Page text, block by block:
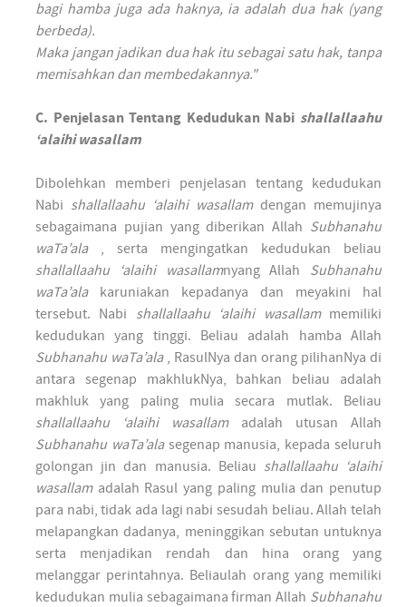
bagi hamba juga ada haknya, ia adalah dua hak (yang
berbeda).
Maka jangan jadikan dua hak itu sebagai satu hak, tanpa
memisahkan dan membedakannya."
C. Penjelasan Tentang Kedudukan Nabi shallallaahu
‘alaihi wasallam
Dibolehkan memberi penjelasan tentang kedudukan
Nabi shallallaahu ‘alaihi wasallamdengan memujinya
sebagaimana pujian yang diberikan Allah Subhanahu
waTa’ala, serta mengingatkan kedudukan beliau
shallallaahu ‘alaihi wasallamnyang Allah Subhanahu
waTa’alakaruniakan kepadanya dan meyakini hal
tersebut. Nabi shallallaahu ‘alaihi wasallammemiliki
kedudukan yang tinggi. Beliau adalah hamba Allah
Subhanahu waTa’ala, RasulNya dan orang pilihanNya di
antara segenap makhlukNya, bahkan beliau adalah
makhluk yang paling mulia secara mutlak. Beliau
shallallaahu ‘alaihi wasallamadalah utusan Allah
Subhanahu waTa’alasegenap manusia, kepada seluruh
golongan jin dan manusia. Beliau shallallaahu ‘alaihi
wasallamadalah Rasul yang paling mulia dan penutup
para nabi, tidak ada lagi nabi sesudah beliau. Allah telah
melapangkan dadanya, meninggikan sebutan untuknya
serta menjadikan rendah dan hina orang yang
melanggar perintahnya. Beliaulah orang yang memiliki
kedudukan mulia sebagaimana firman Allah Subhanahu